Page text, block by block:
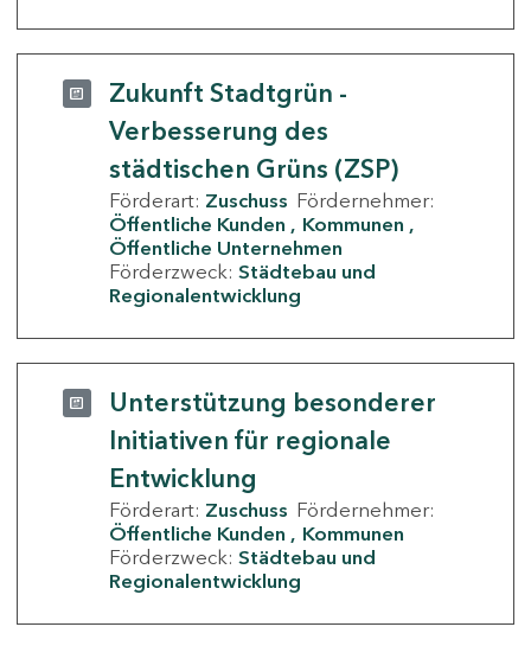
Zukunft Stadtgrün -
Verbesserung des
städtischen Grüns (ZSP)
Förderart: Zuschuss Fördernehmer:
Öffentliche Kunden
Kommunen
Öffentliche Unternehmen
Förderzweck: Städtebau und
Regionalentwicklung
Unterstützung besonderer
Initiativen für regionale
Entwicklung
Förderart: Zuschuss Fördernehmer:
Öffentliche Kunden
Kommunen
Förderzweck: Städtebau und
Regionalentwicklung